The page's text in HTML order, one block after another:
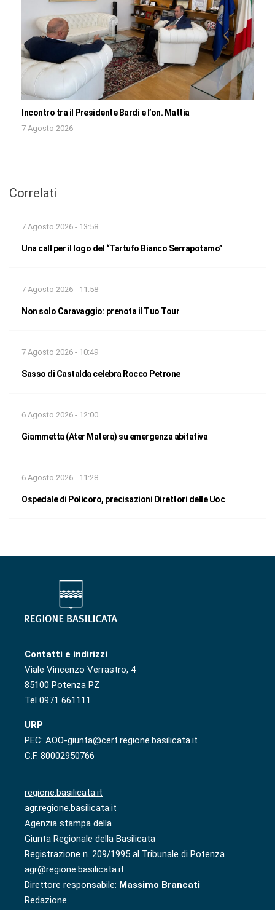
Incontro tra il Presidente Bardi e l’on. Mattia
7 Agosto 2026
Correlati
7 Agosto 2026 - 13:58
Una call per il logo del “Tartufo Bianco Serrapotamo”
7 Agosto 2026 - 11:58
Non solo Caravaggio: prenota il Tuo Tour
7 Agosto 2026 - 10:49
Sasso di Castalda celebra Rocco Petrone
6 Agosto 2026 - 12:00
Giammetta (Ater Matera) su emergenza abitativa
6 Agosto 2026 - 11:28
Ospedale di Policoro, precisazioni Direttori delle Uoc
Contatti e indirizzi
Viale Vincenzo Verrastro, 4
85100 Potenza PZ
Tel 0971 661111
URP
PEC: AOO-giunta@cert.regione.basilicata.it
C.F. 80002950766
regione.basilicata.it
agr.regione.basilicata.it
Agenzia stampa della
Giunta Regionale della Basilicata
Registrazione n. 209/1995 al Tribunale di Potenza
agr@regione.basilicata.it
Direttore responsabile: Massimo Brancati
Redazione